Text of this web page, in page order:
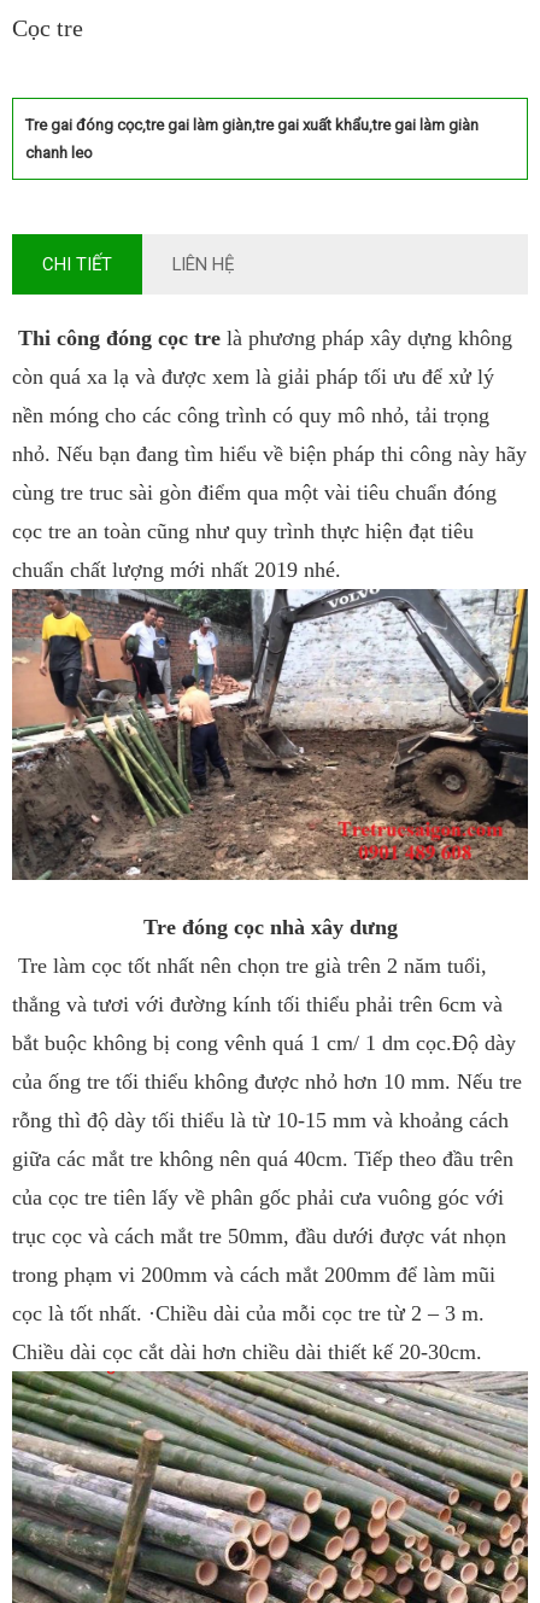
Cọc tre
Tre gai đóng cọc,tre gai làm giàn,tre gai xuất khẩu,tre gai làm giàn
chanh leo
CHI TIẾT LIÊN HỆ
Thi công đóng cọc tre là phương pháp xây dựng không
còn quá xa lạ và được xem là giải pháp tối ưu để xử lý
nền móng cho các công trình có quy mô nhỏ, tải trọng
nhỏ. Nếu bạn đang tìm hiểu về biện pháp thi công này hãy
cùng tre truc sài gòn điểm qua một vài tiêu chuẩn đóng
cọc tre an toàn cũng như quy trình thực hiện đạt tiêu
chuẩn chất lượng mới nhất 2019 nhé.
Tre đóng cọc nhà xây dưng
Tre làm cọc tốt nhất nên chọn tre già trên 2 năm tuổi,
thẳng và tươi với đường kính tối thiểu phải trên 6cm và
bắt buộc không bị cong vênh quá 1 cm/ 1 dm cọc.Độ dày
của ống tre tối thiểu không được nhỏ hơn 10 mm. Nếu tre
rỗng thì độ dày tối thiểu là từ 10-15 mm và khoảng cách
giữa các mắt tre không nên quá 40cm. Tiếp theo đầu trên
của cọc tre tiên lấy về phân gốc phải cưa vuông góc với
trục cọc và cách mắt tre 50mm, đầu dưới được vát nhọn
trong phạm vi 200mm và cách mắt 200mm để làm mũi
cọc là tốt nhất. ·Chiều dài của mỗi cọc tre từ 2 – 3 m.
Chiều dài cọc cắt dài hơn chiều dài thiết kế 20-30cm.